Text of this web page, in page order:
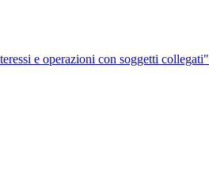
e operazioni con soggetti collegati"